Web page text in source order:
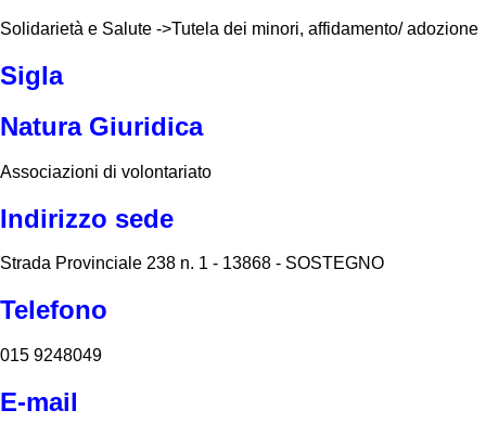
Solidarietà e Salute ->Tutela dei minori, affidamento/ adozione
Sigla
Natura Giuridica
Associazioni di volontariato
Indirizzo sede
Strada Provinciale 238 n. 1 - 13868 - SOSTEGNO
Telefono
015 9248049
E-mail